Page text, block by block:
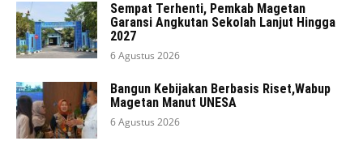
Sempat Terhenti, Pemkab Magetan
Garansi Angkutan Sekolah Lanjut Hingga
2027
6 Agustus 2026
Bangun Kebijakan Berbasis Riset,Wabup
Magetan Manut UNESA
6 Agustus 2026